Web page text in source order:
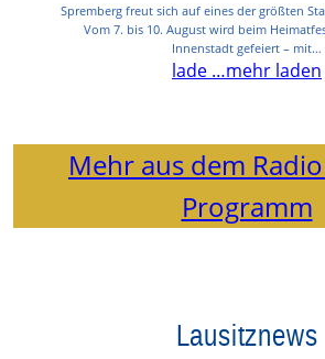
Spremberg freut sich auf eines der größten
Vom 7. bis 10. August wird beim
Innenstadt gefeiert – mit…
lade …mehr laden
Mehr aus dem
Programm
Lausitznews